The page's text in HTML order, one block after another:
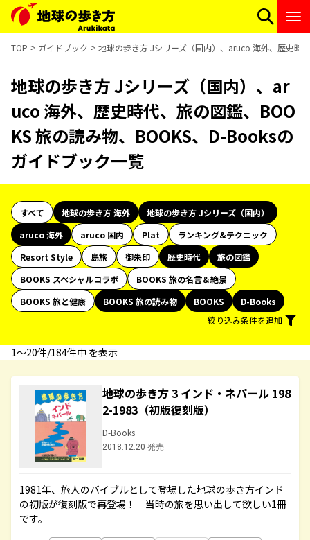
TOP ガイドブック 地球の歩き方 Jシリーズ（国内）、aruco 海外、歴史時
地球の歩き方 Jシリーズ（国内）、ar
uco 海外、歴史時代、旅の図鑑、BOO
KS 旅の読み物、BOOKS、D-Booksの
ガイドブック一覧
すべて 地球の歩き方 海外
地球の歩き方 Jシリーズ（国内）
aruco 海外
aruco 国内 Plat
ランキング&テクニック
Resort Style
島旅 御朱印 歴史時代
旅の図鑑
BOOKS スペシャルコラボ
BOOKS 旅の名言＆絶景
BOOKS 旅と健康
BOOKS 旅の読み物 BOOKS
D-Books
絞り込み条件を追加
1〜20件/184件中 を表示
地球の歩き方 3 インド・ネパール 198
2-1983（初版復刻版）
D-Books
2018.12.20 発売
1981年、旅人のバイブルとして登場した地球の歩き方インド
の初版が復刻版で再登場！ 当時の旅を思い出して欲しい1冊
です。